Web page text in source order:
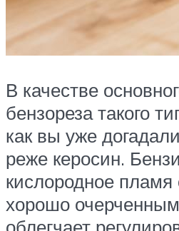
В качестве
бензореза такого
как вы уже
реже керосин.
кислородное пламя
хорошо